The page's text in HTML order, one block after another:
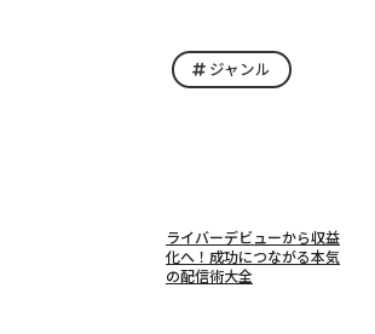
ジャンル
ライバーデビューから収益
化へ！成功につながる本気
の配信術大全